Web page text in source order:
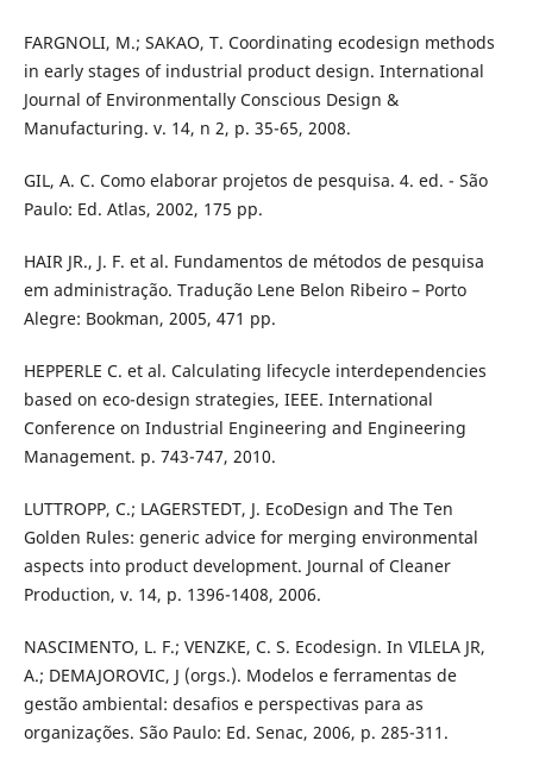
FARGNOLI, M.; SAKAO, T. Coordinating ecodesign methods
in early stages of industrial product design. International
Journal of Environmentally Conscious Design &
Manufacturing. v. 14, n 2, p. 35-65, 2008.
GIL, A. C. Como elaborar projetos de pesquisa. 4. ed. - São
Paulo: Ed. Atlas, 2002, 175 pp.
HAIR JR., J. F. et al. Fundamentos de métodos de pesquisa
em administração. Tradução Lene Belon Ribeiro – Porto
Alegre: Bookman, 2005, 471 pp.
HEPPERLE C. et al. Calculating lifecycle interdependencies
based on eco-design strategies, IEEE. International
Conference on Industrial Engineering and Engineering
Management. p. 743-747, 2010.
LUTTROPP, C.; LAGERSTEDT, J. EcoDesign and The Ten
Golden Rules: generic advice for merging environmental
aspects into product development. Journal of Cleaner
Production, v. 14, p. 1396-1408, 2006.
NASCIMENTO, L. F.; VENZKE, C. S. Ecodesign. In VILELA JR,
A.; DEMAJOROVIC, J (orgs.). Modelos e ferramentas de
gestão ambiental: desafios e perspectivas para as
organizações. São Paulo: Ed. Senac, 2006, p. 285-311.